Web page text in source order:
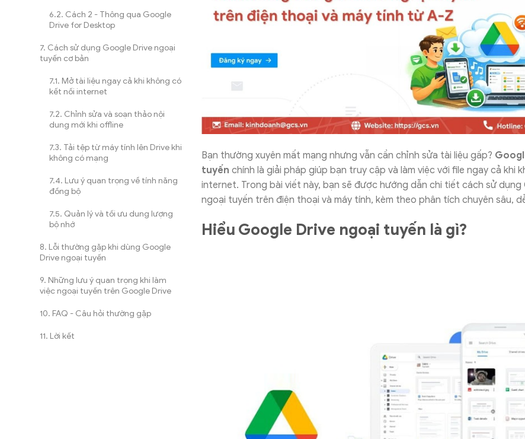
Cách 2 - Thông qua Google
Drive for Desktop
Cách sử dụng Google Drive ngoại
tuyến cơ bản
Mở tài liệu ngay cả khi không có
kết nối internet
Chỉnh sửa và soạn thảo nội
dung mới khi offline
Tải tệp từ máy tính lên Drive khi
không có mạng
Lưu ý quan trọng về tính năng
đồng bộ
Quản lý và tối ưu dung lượng
bộ nhớ
Lỗi thường gặp khi dùng Google
Drive ngoại tuyến
Những lưu ý quan trọng khi làm
việc ngoại tuyến trên Google Drive
FAQ - Câu hỏi thường gặp
Lời kết
Bạn thường xuyên mất mạng nhưng vẫn cần chỉnh sửa tài liệu gấp?
tuyến chính là giải pháp giúp bạn truy cập và làm việc với file ngay cả khi
internet. Trong bài viết này, bạn sẽ được hướng dẫn chi tiết cách sử dụng
ngoại tuyến trên điện thoại và máy tính, kèm theo phân tích chuyên sâu,
Hiểu Google Drive ngoại tuyến là gì?